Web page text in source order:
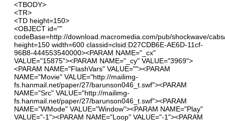
<TBODY>
<TR>
<TD height=150>
<OBJECT id=""
codeBase=http://download.macromedia.com/pub/shockwave/
height=150 width=600 classid=clsid:D27CDB6E-AE6D-11cf-
96B8-444553540000><PARAM NAME="_cx"
VALUE="15875"><PARAM NAME="_cy" VALUE="3969">
<PARAM NAME="FlashVars" VALUE=""><PARAM
NAME="Movie" VALUE="http://mailimg-
fs.hanmail.net/paper/27/barunson046_t.swf"><PARAM
NAME="Src" VALUE="http://mailimg-
fs.hanmail.net/paper/27/barunson046_t.swf"><PARAM
NAME="WMode" VALUE="Window"><PARAM NAME="Play"
VALUE="-1"><PARAM NAME="Loop" VALUE="-1"><PARAM